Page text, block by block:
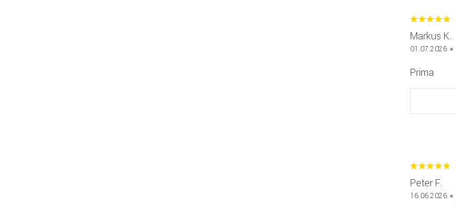
Markus K.
01.07.2026
Prima
Peter F.
16.06.2026